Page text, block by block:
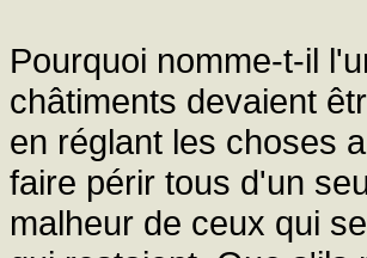
Pourquoi nomme-t-il
châtiments devaient
en réglant les choses
faire périr tous d'un
malheur de ceux qui